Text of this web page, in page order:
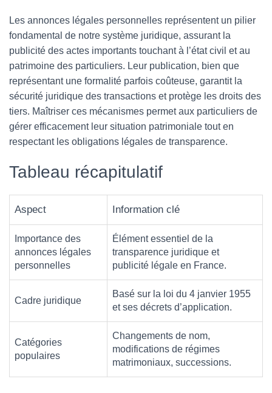
Les annonces légales personnelles représentent un pilier
fondamental de notre système juridique, assurant la
publicité des actes importants touchant à l’état civil et au
patrimoine des particuliers. Leur publication, bien que
représentant une formalité parfois coûteuse, garantit la
sécurité juridique des transactions et protège les droits des
tiers. Maîtriser ces mécanismes permet aux particuliers de
gérer efficacement leur situation patrimoniale tout en
respectant les obligations légales de transparence.
Tableau récapitulatif
Aspect Information clé
Importance des
annonces légales
personnelles
Élément essentiel de la
transparence juridique et
publicité légale en France.
Cadre juridique
Basé sur la loi du 4 janvier 1955
et ses décrets d’application.
Catégories
populaires
Changements de nom,
modifications de régimes
matrimoniaux, successions.